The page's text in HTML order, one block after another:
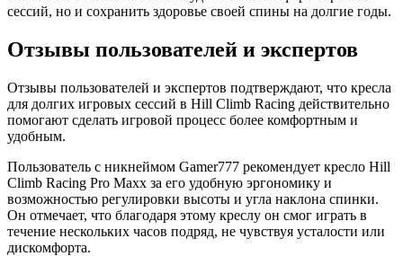
сессий, но и сохранить здоровье своей спины на долгие годы.
Отзывы пользователей и экспертов
Отзывы пользователей и экспертов подтверждают, что кресла
для долгих игровых сессий в Hill Climb Racing действительно
помогают сделать игровой процесс более комфортным и
удобным.
Пользователь с никнеймом Gamer777 рекомендует кресло Hill
Climb Racing Pro Maxx за его удобную эргономику и
возможностью регулировки высоты и угла наклона спинки.
Он отмечает, что благодаря этому креслу он смог играть в
течение нескольких часов подряд, не чувствуя усталости или
дискомфорта.